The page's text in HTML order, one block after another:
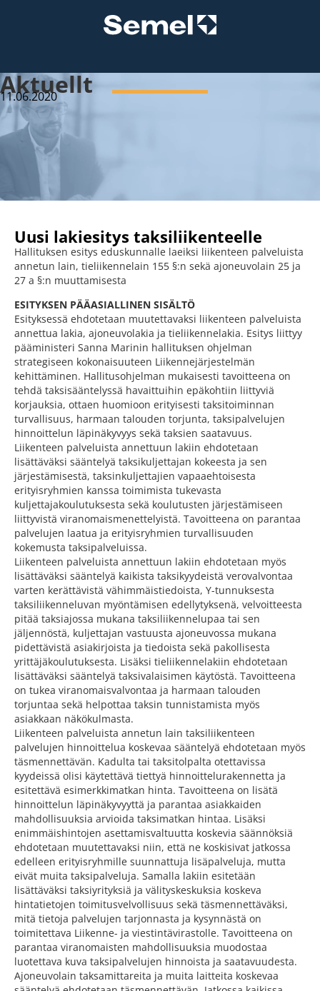
Aktuellt
11.06.2020
Uusi lakiesitys taksiliikenteelle
Hallituksen esitys eduskunnalle laeiksi liikenteen palveluista
annetun lain, tieliikennelain 155 §:n sekä ajoneuvolain 25 ja
27 a §:n muuttamisesta
ESITYKSEN PÄÄASIALLINEN SISÄLTÖ
Esityksessä ehdotetaan muutettavaksi liikenteen palveluista
annettua lakia, ajoneuvolakia ja tieliikennelakia. Esitys liittyy
pääministeri Sanna Marinin hallituksen ohjelman
strategiseen kokonaisuuteen Liikennejärjestelmän
kehittäminen. Hallitusohjelman mukaisesti tavoitteena on
tehdä taksisääntelyssä havaittuihin epäkohtiin liittyviä
korjauksia, ottaen huomioon erityisesti taksitoiminnan
turvallisuus, harmaan talouden torjunta, taksipalvelujen
hinnoittelun läpinäkyvyys sekä taksien saatavuus.
Liikenteen palveluista annettuun lakiin ehdotetaan
lisättäväksi sääntelyä taksikuljettajan kokeesta ja sen
järjestämisestä, taksinkuljettajien vapaaehtoisesta
erityisryhmien kanssa toimimista tukevasta
kuljettajakoulutuksesta sekä koulutusten järjestämiseen
liittyvistä viranomaismenettelyistä. Tavoitteena on parantaa
palvelujen laatua ja erityisryhmien turvallisuuden
kokemusta taksipalveluissa.
Liikenteen palveluista annettuun lakiin ehdotetaan myös
lisättäväksi sääntelyä kaikista taksikyydeistä verovalvontaa
varten kerättävistä vähimmäistiedoista, Y-tunnuksesta
taksiliikenneluvan myöntämisen edellytyksenä, velvoitteesta
pitää taksiajossa mukana taksiliikennelupaa tai sen
jäljennöstä, kuljettajan vastuusta ajoneuvossa mukana
pidettävistä asiakirjoista ja tiedoista sekä pakollisesta
yrittäjäkoulutuksesta. Lisäksi tieliikennelakiin ehdotetaan
lisättäväksi sääntelyä taksivalaisimen käytöstä. Tavoitteena
on tukea viranomaisvalvontaa ja harmaan talouden
torjuntaa sekä helpottaa taksin tunnistamista myös
asiakkaan näkökulmasta.
Liikenteen palveluista annetun lain taksiliikenteen
palvelujen hinnoittelua koskevaa sääntelyä ehdotetaan myös
täsmennettävän. Kadulta tai taksitolpalta otettavissa
kyydeissä olisi käytettävä tiettyä hinnoittelurakennetta ja
esitettävä esimerkkimatkan hinta. Tavoitteena on lisätä
hinnoittelun läpinäkyvyyttä ja parantaa asiakkaiden
mahdollisuuksia arvioida taksimatkan hintaa. Lisäksi
enimmäishintojen asettamisvaltuutta koskevia säännöksiä
ehdotetaan muutettavaksi niin, että ne koskisivat jatkossa
edelleen erityisryhmille suunnattuja lisäpalveluja, mutta
eivät muita taksipalveluja. Samalla lakiin esitetään
lisättäväksi taksiyrityksiä ja välityskeskuksia koskeva
hintatietojen toimitusvelvollisuus sekä täsmennettäväksi,
mitä tietoja palvelujen tarjonnasta ja kysynnästä on
toimitettava Liikenne- ja viestintävirastolle. Tavoitteena on
parantaa viranomaisten mahdollisuuksia muodostaa
luotettava kuva taksipalvelujen hinnoista ja saatavuudesta.
Ajoneuvolain taksamittareita ja muita laitteita koskevaa